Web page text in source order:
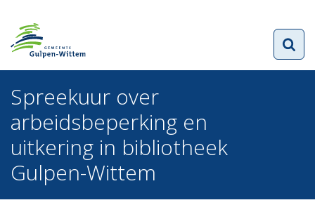
Spreekuur over
arbeidsbeperking en
uitkering in bibliotheek
Gulpen-Wittem